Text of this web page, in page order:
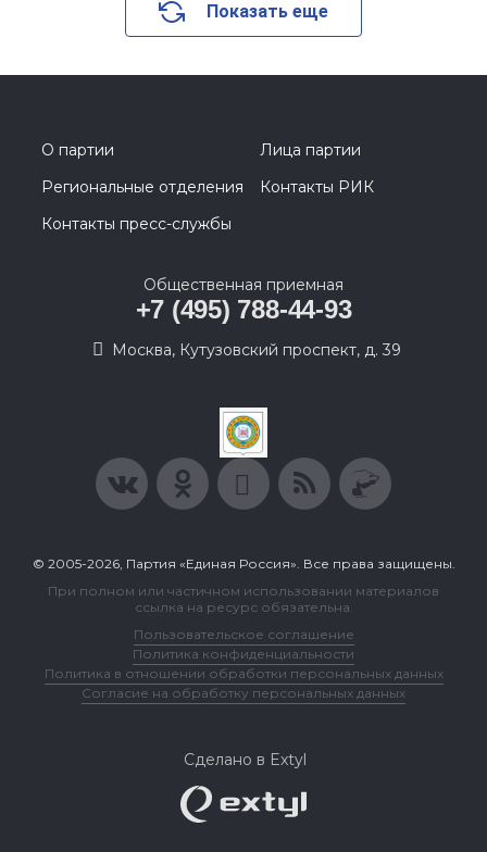
Показать еще
О партии
Лица партии
Региональные отделения
Контакты РИК
Контакты пресс-службы
Общественная приемная
+7 (495) 788-44-93
Москва, Кутузовский проспект, д. 39
© 2005-2026, Партия «Единая Россия». Все права защищены.
При полном или частичном использовании материалов
ссылка на ресурс обязательна.
Пользовательское соглашение
Политика конфиденциальности
Политика в отношении обработки персональных данных
Согласие на обработку персональных данных
Сделано в Extyl